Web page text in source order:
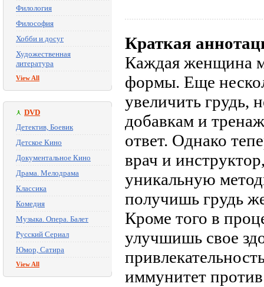
Филология
Философия
Хобби и досуг
Художественная
литература
View All
DVD
Детектив, Боевик
Детское Кино
Документальное Кино
Драма. Мелодрама
Классика
Комедия
Музыка. Опера. Балет
Русский Сериал
Юмор, Сатира
View All
Краткая
Каждая женщина
формы. Еще
увеличить грудь,
добавкам и
ответ. Однако
врач и
уникальную
получишь грудь
Кроме того в
улучшишь свое
иммунитет